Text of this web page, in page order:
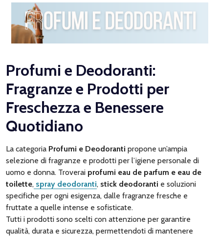
Profumi e Deodoranti:
Fragranze e Prodotti per
Freschezza e Benessere
Quotidiano
La categoria Profumi e Deodoranti propone un’ampia
selezione di fragranze e prodotti per l’igiene personale di
uomo e donna. Troverai profumi eau de parfum e eau de
toilette, spray deodoranti, stick deodoranti e soluzioni
specifiche per ogni esigenza, dalle fragranze fresche e
fruttate a quelle intense e sofisticate.
Tutti i prodotti sono scelti con attenzione per garantire
qualità, durata e sicurezza, permettendoti di mantenere